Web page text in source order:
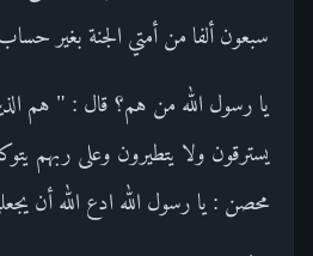
سبعون ألفا من أمتي الجنة بغير
يا رسول الله من هم؟ قال : " هم
يسترقون ولا يتطيرون وعلى ربهم
محصن : يا رسول الله ادع الله أن